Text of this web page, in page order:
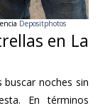
Depositphotos
en La
noches sin
En términos